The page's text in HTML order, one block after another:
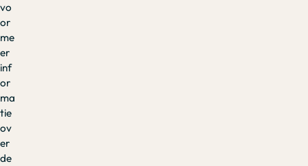
vo
or
me
er
inf
or
ma
tie
ov
er
de